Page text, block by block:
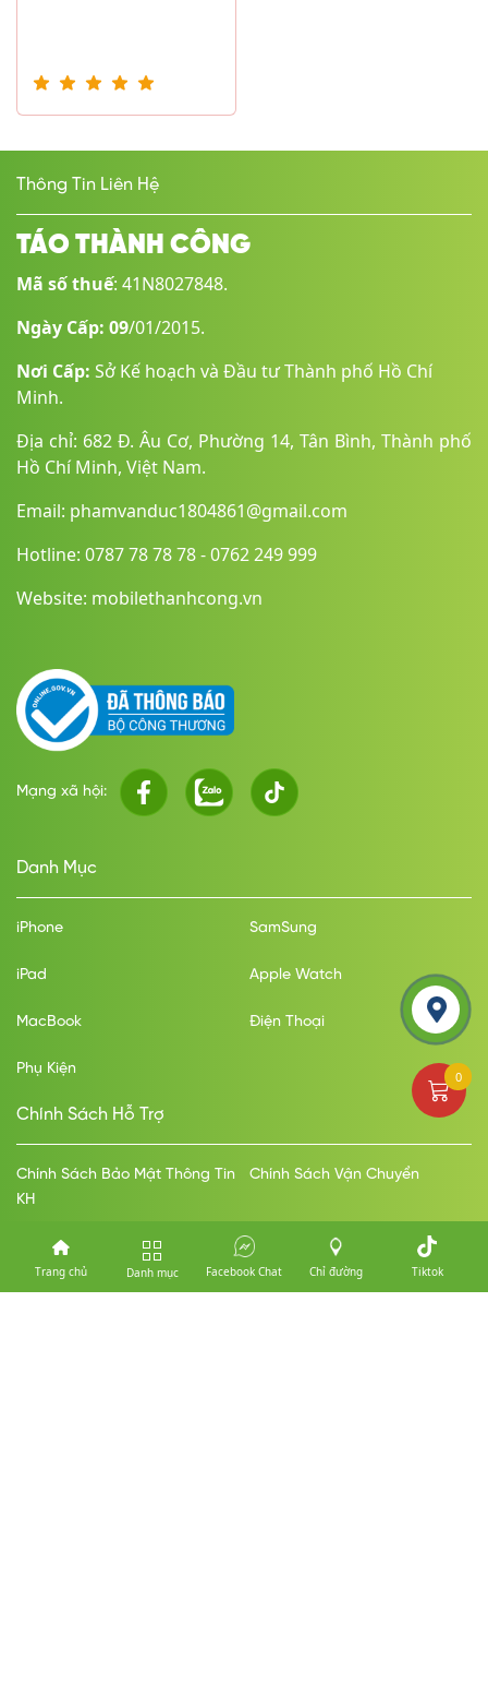
Thông Tin Liên Hệ
TÁO THÀNH CÔNG
Mã số thuế: 41N8027848.
Ngày Cấp: 09/01/2015.
Nơi Cấp: Sở Kế hoạch và Đầu tư Thành phố Hồ Chí
Minh.
Địa chỉ: 682 Đ. Âu Cơ, Phường 14, Tân Bình, Thành phố
Hồ Chí Minh, Việt Nam.
Email: phamvanduc1804861@gmail.com
Hotline: 0787 78 78 78 - 0762 249 999
Website: mobilethanhcong.vn
Mạng xã hội:
Danh Mục
iPhone SamSung
iPad Apple Watch
MacBook Điện Thoại
Phụ Kiện
Chính Sách Hỗ Trợ
Chính Sách Bảo Mật Thông Tin
KH
Chính Sách Vận Chuyển
Hình Thức Thanh Toán Chính Sách Mua Hàng Trả Góp
Chính Sách Đổi Trả Bảo Hành
0
Trang chủ Danh mục Facebook Chat Chỉ đường Tiktok